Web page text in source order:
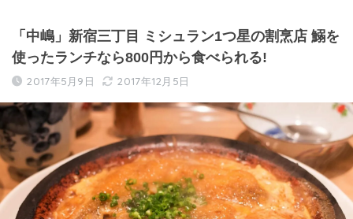
「中嶋」新宿三丁目 ミシュラン1つ星の割烹店 鰯を
使ったランチなら800円から食べられる!
2017年5月9日 2017年12月5日